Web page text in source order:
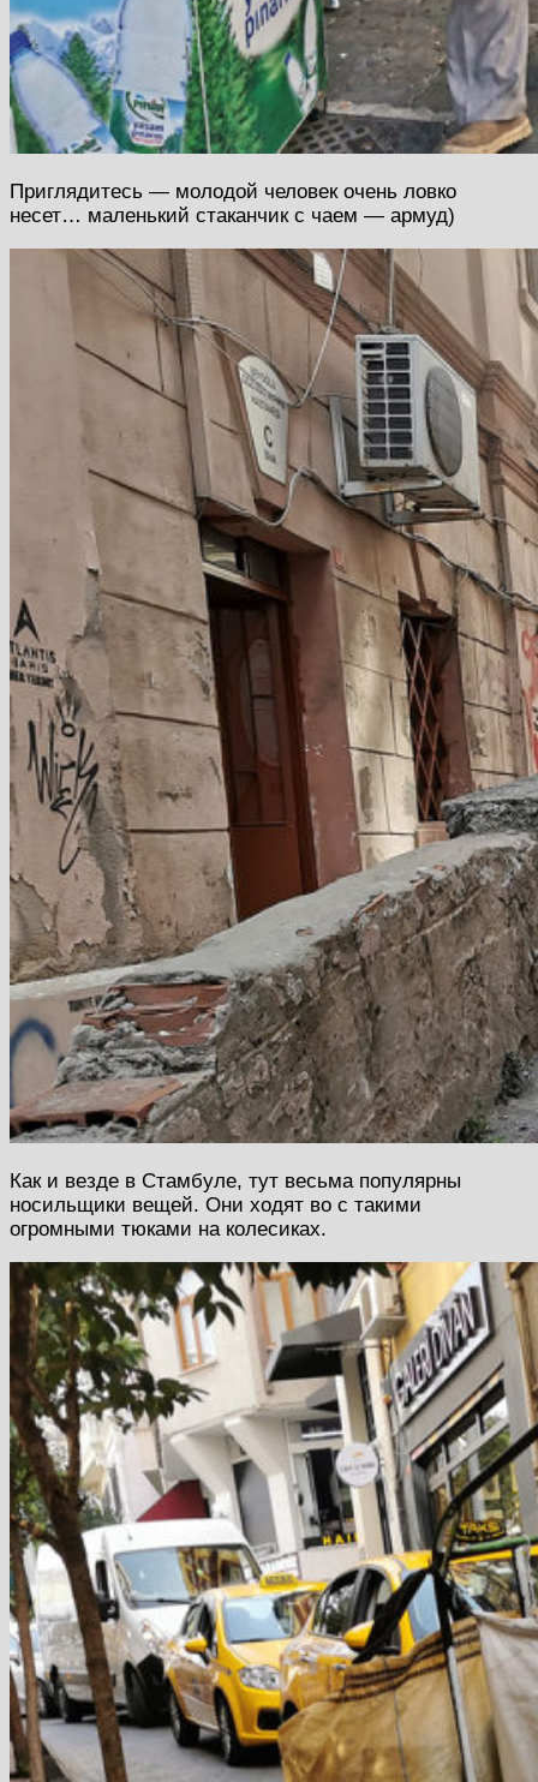
Приглядитесь — молодой человек очень ловко
несет… маленький стаканчик с чаем — армуд)
Как и везде в Стамбуле, тут весьма популярны
носильщики вещей. Они ходят во с такими
огромными тюками на колесиках.